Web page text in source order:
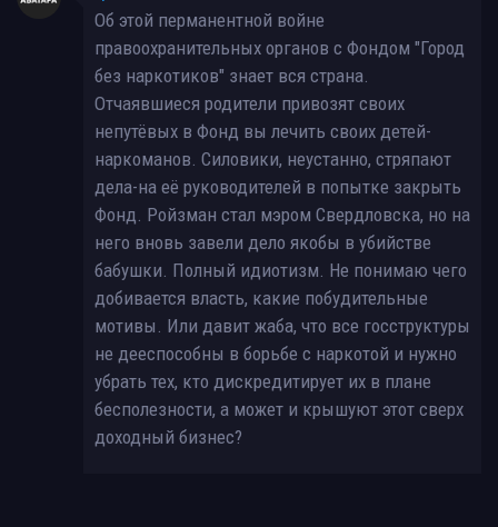
Об этой перманентной войне
правоохранительных органов с Фондом "Город
без наркотиков" знает вся страна.
Отчаявшиеся родители привозят своих
непутёвых в Фонд вы лечить своих детей-
наркоманов. Силовики, неустанно, стряпают
дела-на её руководителей в попытке закрыть
Фонд. Ройзман стал мэром Свердловска, но на
него вновь завели дело якобы в убийстве
бабушки. Полный идиотизм. Не понимаю чего
добивается власть, какие побудительные
мотивы. Или давит жаба, что все госструктуры
не дееспособны в борьбе с наркотой и нужно
убрать тех, кто дискредитирует их в плане
бесполезности, а может и крышуют этот сверх
доходный бизнес?